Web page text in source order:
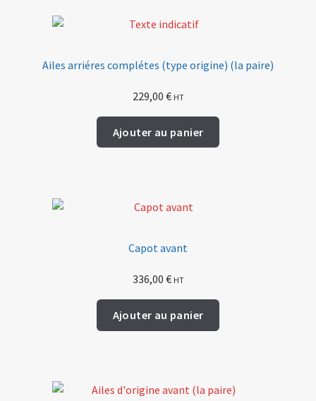
Ailes arriéres complétes (type origine) (la paire)
229,00 € HT
Ajouter au panier
Capot avant
336,00 € HT
Ajouter au panier